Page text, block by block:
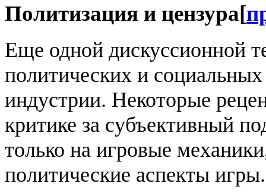
Политизация и цензура[
Еще одной дискуссионной
политических и
индустрии. Некоторые
критике за субъективный
только на игровые
политические аспекты игры.